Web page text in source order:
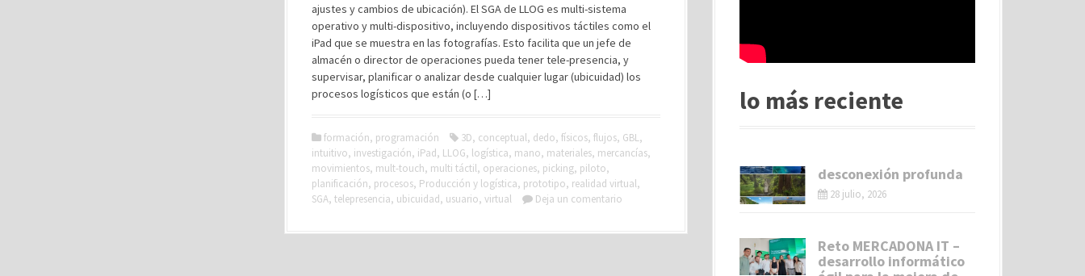
ajustes y cambios de ubicación). El SGA de LLOG es multi-sistema
operativo y multi-dispositivo, incluyendo dispositivos táctiles como el
iPad que se muestra en las fotografías. Esto facilita que un jefe de
almacén o director de operaciones pueda tener tele-presencia, y
supervisar, planificar o analizar desde cualquier lugar (ubicuidad) los
procesos logísticos que están (o […]
formación, programación 3D, conceptual, dedo, físicos, flujos, GBL,
intuitivo, investigación, iPad, LLOG, logística, mano, materiales, mercancías,
movimientos, mult-touch, multi táctil, operaciones, picking, piloto,
planificación, procesos, Producción y logística, prototipo, realidad virtual,
SGA, telepresencia, ubicuidad, usuario, virtual Deja un comentario
lo más reciente
desconexión profunda
28 julio, 2026
Reto MERCADONA IT –
desarrollo informático